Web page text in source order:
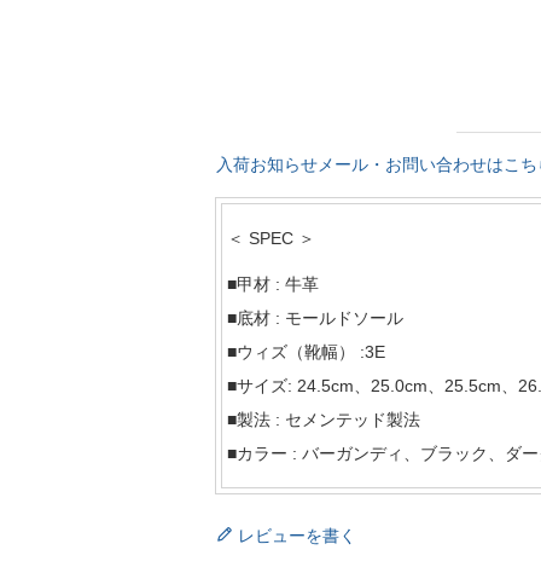
入荷お知らせメール・お問い合わせはこ
＜ SPEC ＞
■甲材 : 牛革
■底材 : モールドソール
■ウィズ（靴幅） :3E
■サイズ: 24.5cm、25.0cm、25.5cm、
■製法 : セメンテッド製法
■カラー : バーガンディ、ブラック、ダ
レビューを書く